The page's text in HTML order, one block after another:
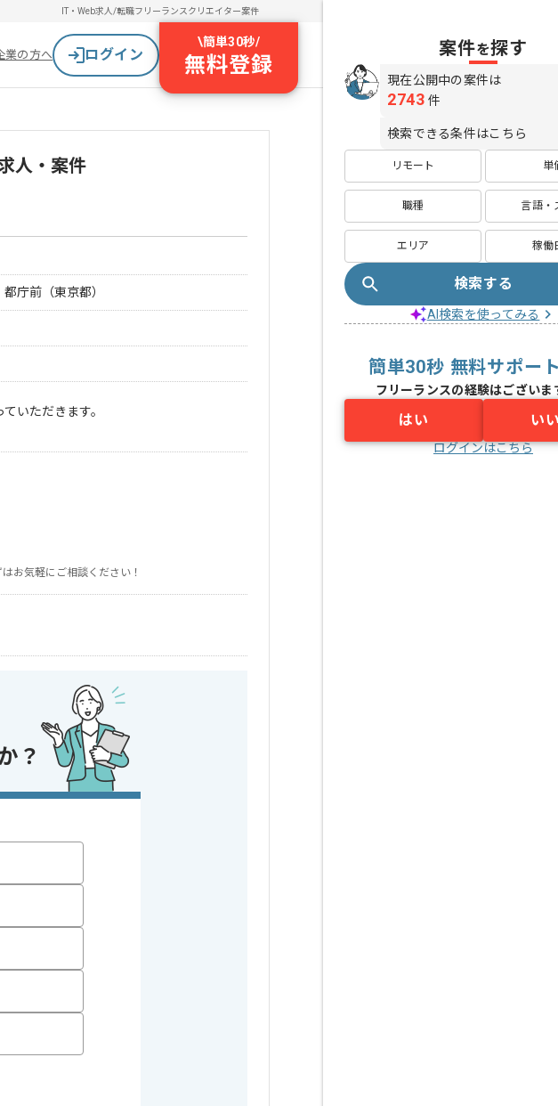
IT・Web求人/転職フリーランスクリエイター案件
業の方へ ログイン
\簡単30秒/
無料登録
人・案件
都庁前（東京都）
いただきます。
お気軽にご相談ください！
？
案件を探す
現在公開中の案件は
2743 件
検索できる条件はこちら
リモート 単
職種 言語・
エリア 稼働
検索する
AI検索を使ってみる
簡単30秒 無料サポー
フリーランスの経験はございま
はい い
ログインはこちら